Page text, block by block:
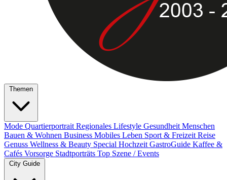
Themen
Mode Quartierportrait Regionales Lifestyle Gesundheit Menschen
Bauen & Wohnen Business Mobiles Leben Sport & Freizeit Reise
Genuss Wellness & Beauty Special Hochzeit GastroGuide Kaffee &
Cafés Vorsorge Stadtporträts Top Szene / Events
City Guide